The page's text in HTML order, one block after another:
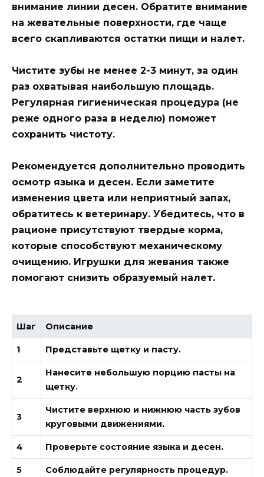
внимание линии десен. Обратите внимание
на жевательные поверхности, где чаще
всего скапливаются остатки пищи и налет.
Чистите зубы не менее 2-3 минут, за один
раз охватывая наибольшую площадь.
Регулярная гигиеническая процедура (не
реже одного раза в неделю) поможет
сохранить чистоту.
Рекомендуется дополнительно проводить
осмотр языка и десен. Если заметите
изменения цвета или неприятный запах,
обратитесь к ветеринару. Убедитесь, что в
рационе присутствуют твердые корма,
которые способствуют механическому
очищению. Игрушки для жевания также
помогают снизить образуемый налет.
Шаг Описание
1 Представьте щетку и пасту.
2
Нанесите небольшую порцию пасты на
щетку.
3
Чистите верхнюю и нижнюю часть зубов
круговыми движениями.
4 Проверьте состояние языка и десен.
5 Соблюдайте регулярность процедур.